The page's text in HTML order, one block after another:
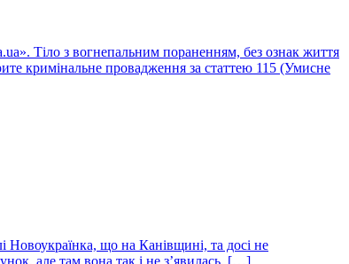
Тіло з вогнепальним пораненням, без ознак життя
кримінальне провадження за статтею 115 (Умисне
Новоукраїнка, що на Канівщині, та досі не
але там вона так і не з’явилась. […]